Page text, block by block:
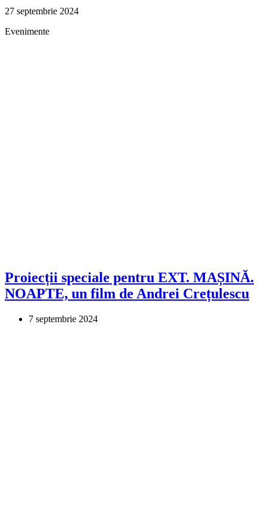
27 septembrie 2024
Evenimente
Proiecții speciale pentru EXT. MAȘINĂ.
NOAPTE, un film de Andrei Crețulescu
7 septembrie 2024